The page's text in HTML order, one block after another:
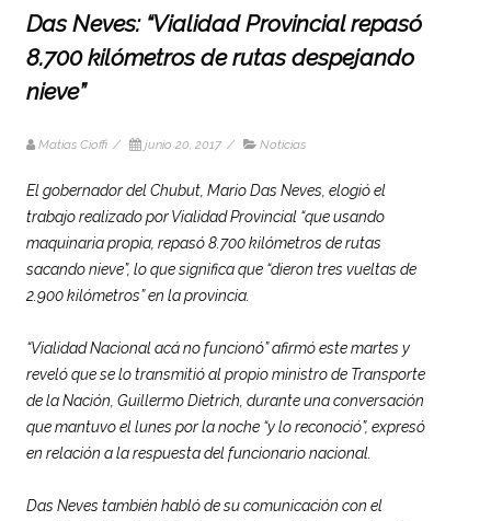
Das Neves: “Vialidad Provincial repasó
8.700 kilómetros de rutas despejando
nieve”
Matias Cioffi / junio 20, 2017 / Noticias
El gobernador del Chubut, Mario Das Neves, elogió el
trabajo realizado porVialidadProvincial “que usando
maquinaria propia, repasó 8.700 kilómetros de rutas
sacando nieve”, lo que significa que “dieron tres vueltas de
2.900 kilómetros” en la provincia.
“VialidadNacional acá no funcionó” afirmó este martes y
reveló que se lo transmitió al propio ministro de Transporte
de la Nación, Guillermo Dietrich, durante una conversación
que mantuvo el lunes por la noche “y lo reconoció”, expresó
en relación a la respuesta del funcionario nacional.
Das Neves también habló de su comunicación con el